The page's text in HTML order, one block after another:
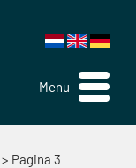
Menu
> Pagina 3